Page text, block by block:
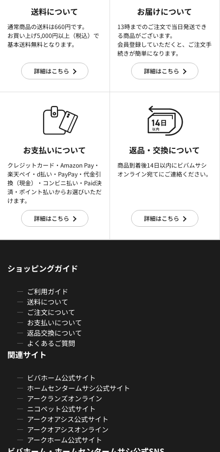
送料について
通常商品の送料は660円です。
お買い上げ5,000円以上（税込）で
基本送料無料となります。
詳細はこちら
お届けについて
13時までのご注文で当日発送でき
る商品がございます。
会員登録していただくと、ご注文手
続きが簡単になります。
詳細はこちら
お支払いについて
クレジットカード・Amazon Pay・
楽天ぺイ・d払い・PayPay・代金引
換（現金）・コンビニ払い・Paid決
済・ポイント払いからお選びいただ
けます。
詳細はこちら
返品・交換について
商品到着後14日以内にビバムサシ
オンライン宛てにご連絡ください。
詳細はこちら
ショッピングガイド
ご利用ガイド
送料について
ご注文について
お支払いについて
返品交換について
よくあるご質問
関連サイト
ビバホーム公式サイト
ホームセンタームサシ公式サイト
アークランズオンライン
ニコペット公式サイト
アークオアシス公式サイト
アークオアシスオンライン
アークホーム公式サイト